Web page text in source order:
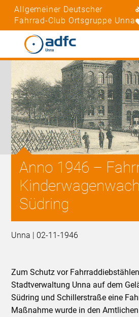
Allgemeiner Deutscher
Fahrrad-Club Ortsgruppe Unna
Anno 1946 –
Südring
Unna | 02-11-1946
Zum Schutz vor
Stadtverwaltung Unna auf dem
Südring und Schillerstraße eine
Maßnahme wurde in den